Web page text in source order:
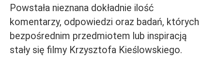
Powstała nieznana dokładnie ilość
komentarzy, odpowiedzi oraz badań, których
bezpośrednim przedmiotem lub inspiracją
stały się filmy Krzysztofa Kieślowskiego.